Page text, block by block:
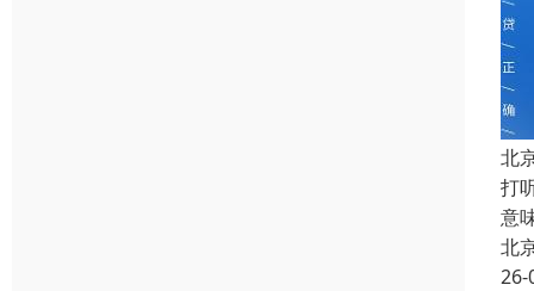
北
打
意
北
26-